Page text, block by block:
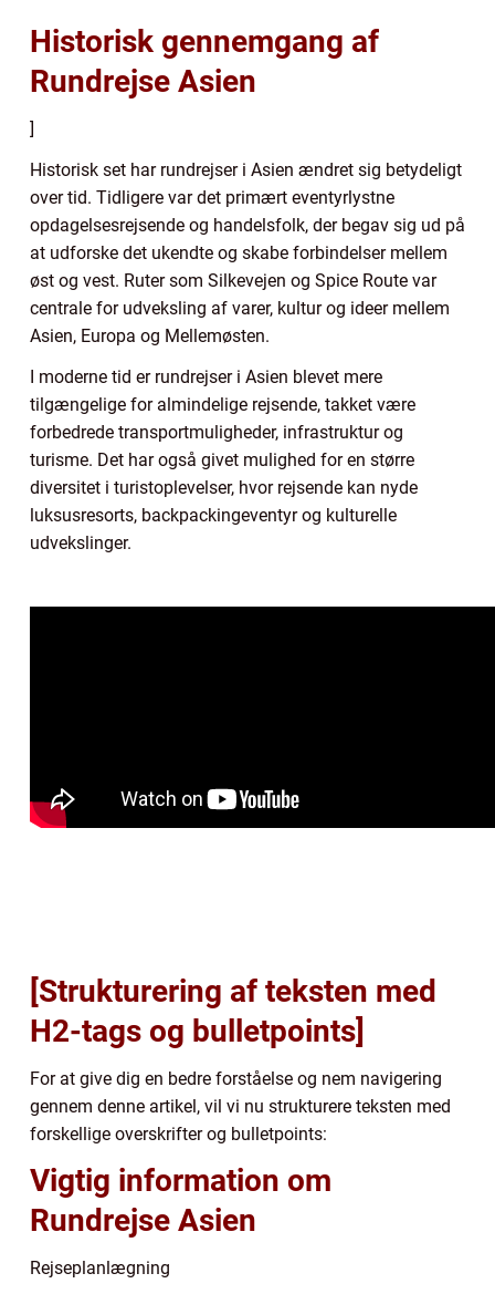
Historisk gennemgang af
Rundrejse Asien
]
Historisk set har rundrejser i Asien ændret sig betydeligt
over tid. Tidligere var det primært eventyrlystne
opdagelsesrejsende og handelsfolk, der begav sig ud på
at udforske det ukendte og skabe forbindelser mellem
øst og vest. Ruter som Silkevejen og Spice Route var
centrale for udveksling af varer, kultur og ideer mellem
Asien, Europa og Mellemøsten.
I moderne tid er rundrejser i Asien blevet mere
tilgængelige for almindelige rejsende, takket være
forbedrede transportmuligheder, infrastruktur og
turisme. Det har også givet mulighed for en større
diversitet i turistoplevelser, hvor rejsende kan nyde
luksusresorts, backpackingeventyr og kulturelle
udvekslinger.
[Strukturering af teksten med
H2-tags og bulletpoints]
For at give dig en bedre forståelse og nem navigering
gennem denne artikel, vil vi nu strukturere teksten med
forskellige overskrifter og bulletpoints:
Vigtig information om
Rundrejse Asien
Rejseplanlægning